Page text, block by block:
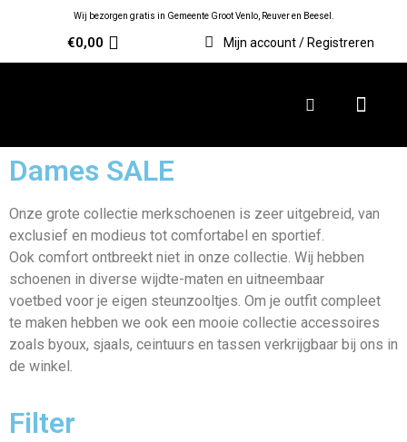
Wij bezorgen gratis in Gemeente Groot Venlo, Reuver en Beesel.
€0,00 Mijn account / Registreren
Dames SALE
Onze grote collectie merkschoenen is zeer uitgebreid, van
exclusief en modieus tot comfortabel en sportief.
Ook comfort ontbreekt niet in onze collectie. Wij hebben
schoenen in diverse wijdte-maten en uitneembaar
voetbed voor je eigen steunzooltjes. Om je outfit compleet
te maken hebben we ook een mooie collectie accessoires
zoals byoux, sjaals, ceintuurs en tassen verkrijgbaar bij ons in
de winkel.
Filter